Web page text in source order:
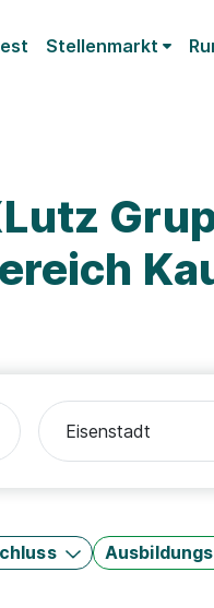
Stellenmarkt